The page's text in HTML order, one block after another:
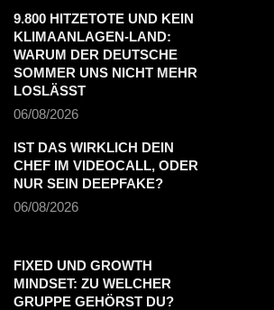
9.800 HITZETOTE UND KEIN
KLIMAANLAGEN-LAND:
WARUM DER DEUTSCHE
SOMMER UNS NICHT MEHR
LOSLÄSST
06/08/2026
IST DAS WIRKLICH DEIN
CHEF IM VIDEOCALL, ODER
NUR SEIN DEEPFAKE?
06/08/2026
FIXED UND GROWTH
MINDSET: ZU WELCHER
GRUPPE GEHÖRST DU?